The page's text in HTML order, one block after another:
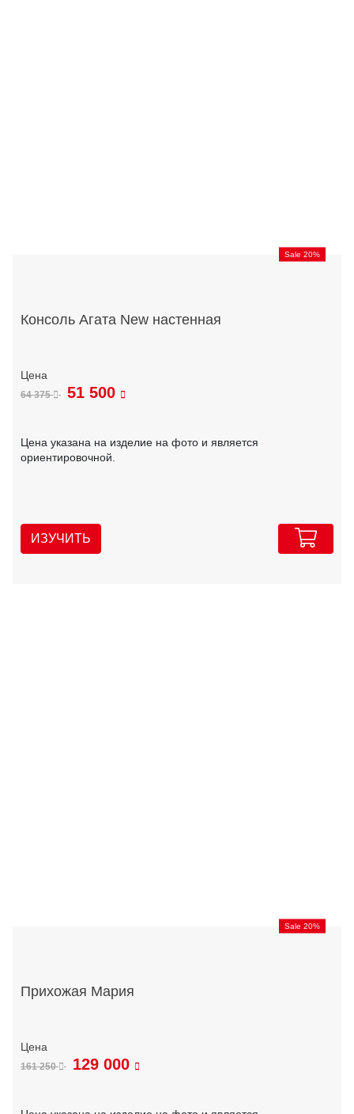
Sale 20%
Консоль Агата New настенная
64 375 51 500
Цена указана на изделие на фото и является
ориентировочной.
ИЗУЧИТЬ
Sale 20%
Прихожая Мария
161 250 129 000